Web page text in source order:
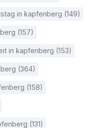
in kapfenberg (149)
(157)
in kapfenberg (153)
(364)
(158)
(131)